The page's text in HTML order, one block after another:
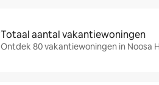
Totaal aantal vakantiewoningen
Ontdek 80 vakantiewoningen in Noosa